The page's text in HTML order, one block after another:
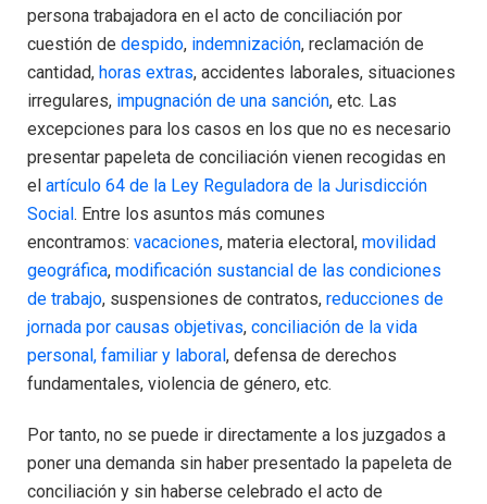
persona trabajadora en el acto de conciliación por
cuestión de despido, indemnización, reclamación de
cantidad, horas extras, accidentes laborales, situaciones
irregulares, impugnación de una sanción, etc. Las
excepciones para los casos en los que no es necesario
presentar papeleta de conciliación vienen recogidas en
el artículo 64 de la Ley Reguladora de la Jurisdicción
Social . Entre los asuntos más comunes
encontramos: vacaciones, materia electoral, movilidad
geográfica, modificación sustancial de las condiciones
de trabajo, suspensiones de contratos, reducciones de
jornada por causas objetivas, conciliación de la vida
personal, familiar y laboral , defensa de derechos
fundamentales, violencia de género, etc.
Por tanto, no se puede ir directamente a los juzgados a
poner una demanda sin haber presentado la papeleta de
conciliación y sin haberse celebrado el acto de